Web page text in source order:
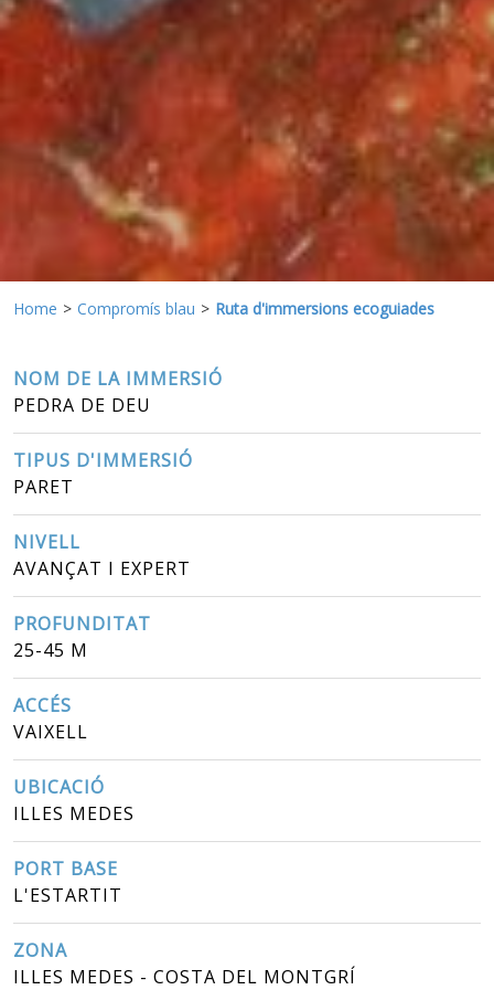
Home Compromís blau Ruta d'immersions ecoguiades
NOM DE LA IMMERSIÓ
PEDRA DE DEU
TIPUS D'IMMERSIÓ
PARET
NIVELL
AVANÇAT I EXPERT
PROFUNDITAT
25-45 M
ACCÉS
VAIXELL
UBICACIÓ
ILLES MEDES
PORT BASE
L'ESTARTIT
ZONA
ILLES MEDES - COSTA DEL MONTGRÍ